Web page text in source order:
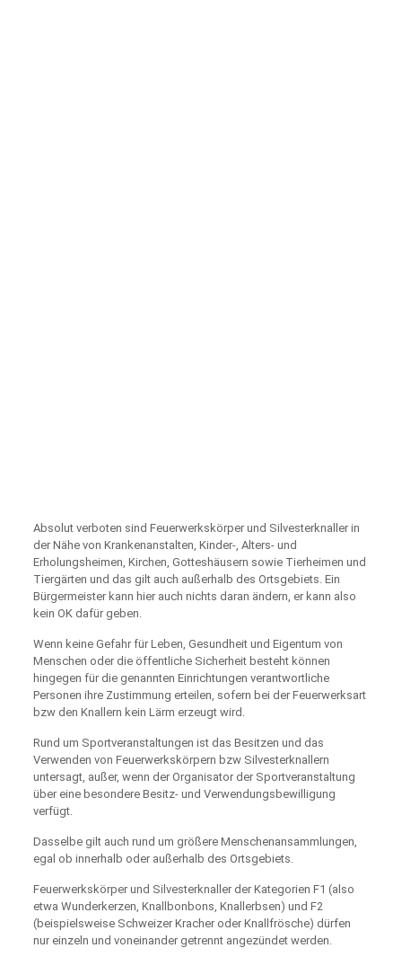
Absolut verboten sind Feuerwerkskörper und Silvesterknaller in
der Nähe von Krankenanstalten, Kinder-, Alters- und
Erholungsheimen, Kirchen, Gotteshäusern sowie Tierheimen und
Tiergärten und das gilt auch außerhalb des Ortsgebiets. Ein
Bürgermeister kann hier auch nichts daran ändern, er kann also
kein OK dafür geben.
Wenn keine Gefahr für Leben, Gesundheit und Eigentum von
Menschen oder die öffentliche Sicherheit besteht können
hingegen für die genannten Einrichtungen verantwortliche
Personen ihre Zustimmung erteilen, sofern bei der Feuerwerksart
bzw den Knallern kein Lärm erzeugt wird.
Rund um Sportveranstaltungen ist das Besitzen und das
Verwenden von Feuerwerkskörpern bzw Silvesterknallern
untersagt, außer, wenn der Organisator der Sportveranstaltung
über eine besondere Besitz- und Verwendungsbewilligung
verfügt.
Dasselbe gilt auch rund um größere Menschenansammlungen,
egal ob innerhalb oder außerhalb des Ortsgebiets.
Feuerwerkskörper und Silvesterknaller der Kategorien F1 (also
etwa Wunderkerzen, Knallbonbons, Knallerbsen) und F2
(beispielsweise Schweizer Kracher oder Knallfrösche) dürfen
nur einzeln und voneinander getrennt angezündet werden.